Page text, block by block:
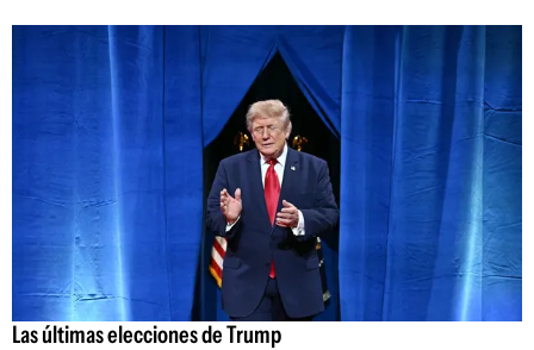
Las últimas elecciones de Trump